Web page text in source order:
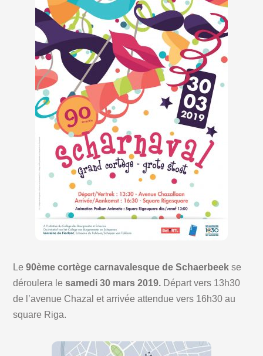
Le 90ème cortège carnavalesque de Schaerbeek se
déroulera le samedi 30 mars 2019. Départ vers 13h30
de l’avenue Chazal et arrivée attendue vers 16h30 au
square Riga.